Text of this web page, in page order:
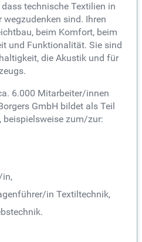
technische Textilien in
sind. Ihren
beim Komfort, beim
und Funktionalität. Sie sind
die Akustik und für
6.000 Mitarbeiter/innen
GmbH bildet als Teil
beispielsweise zum/zur:
in,
in Textiltechnik,